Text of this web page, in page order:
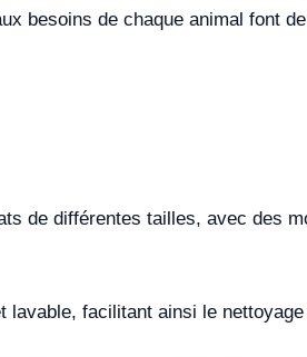
besoins de chaque animal font
de différentes tailles, avec des
facilitant ainsi le